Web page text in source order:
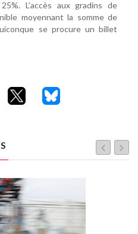
L’accès aux gradins de
moyennant la somme de
se procure un billet